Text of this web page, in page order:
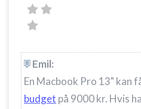
Emil:
En Macbook Pro 13" kan
budget på 9000 kr. Hvis